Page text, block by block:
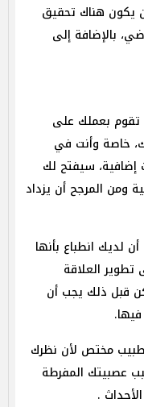
يكون هناك تحقيق
بالإضافة إلى
تقوم بعملك على
خاصة وأنت في
سيفتح لك
ومن المرجح أن يزداد
لديك انطباع بأنها
العلاقة
قبل ذلك يجب أن
طبيب مختص لأن نظرك
عصبيتك المفرطة
.